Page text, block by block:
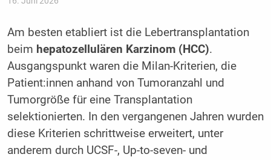
Am besten etabliert ist die Lebertransplantation
beim hepatozellulären Karzinom (HCC).
Ausgangspunkt waren die Milan-Kriterien, die
Patient:innen anhand von Tumoranzahl und
Tumorgröße für eine Transplantation
selektionierten. In den vergangenen Jahren wurden
diese Kriterien schrittweise erweitert, unter
anderem durch UCSF-, Up-to-seven- und